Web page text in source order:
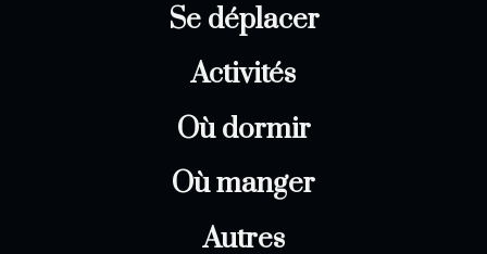
Se déplacer
Activités
Où dormir
Où manger
Autres